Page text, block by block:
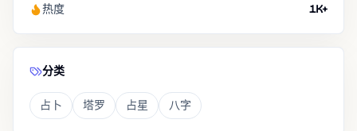
热度 1K+
分类
占卜 塔罗 占星 八字